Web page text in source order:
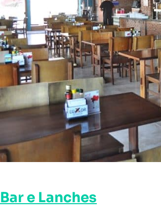
Bar e Lanches